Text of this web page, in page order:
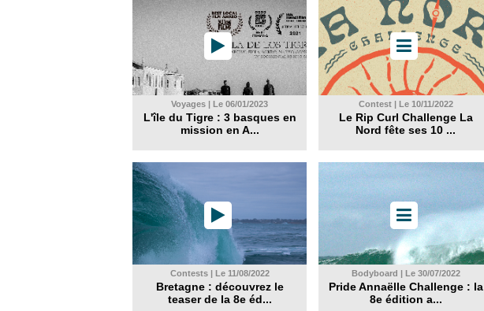
Voyages | Le 06/01/2023
L'île du Tigre : 3 basques en
mission en A...
Contest | Le 10/11/2022
Le Rip Curl Challenge La
Nord fête ses 10 ...
Contests | Le 11/08/2022
Bretagne : découvrez le
teaser de la 8e éd...
Bodyboard | Le 30/07/2022
Pride Annaëlle Challenge : la
8e édition a...